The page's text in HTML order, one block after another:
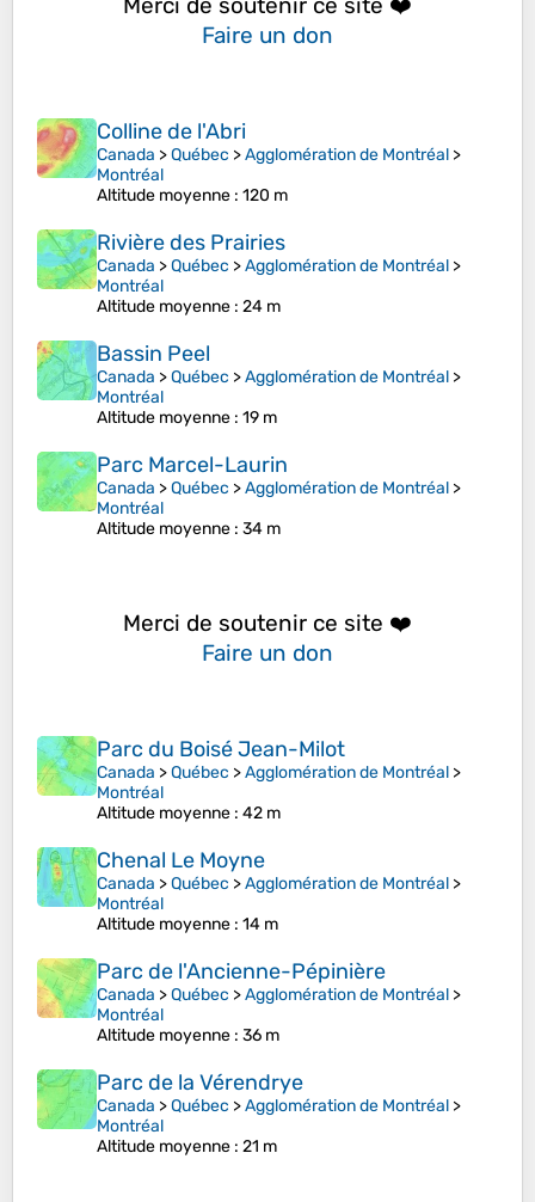
Faire un don
Colline de l'Abri
Canada >Québec >Agglomération de Montréal >
Montréal
Altitude moyenne : 120 m
Rivière des Prairies
Canada >Québec >Agglomération de Montréal >
Montréal
Altitude moyenne : 24 m
Bassin Peel
Canada >Québec >Agglomération de Montréal >
Montréal
Altitude moyenne : 19 m
Parc Marcel-Laurin
Canada >Québec >Agglomération de Montréal >
Montréal
Altitude moyenne : 34 m
Merci de soutenir ce site ❤️
Faire un don
Parc du Boisé Jean-Milot
Canada >Québec >Agglomération de Montréal >
Montréal
Altitude moyenne : 42 m
Chenal Le Moyne
Canada >Québec >Agglomération de Montréal >
Montréal
Altitude moyenne : 14 m
Parc de l'Ancienne-Pépinière
Canada >Québec >Agglomération de Montréal >
Montréal
Altitude moyenne : 36 m
Parc de la Vérendrye
Canada >Québec >Agglomération de Montréal >
Montréal
Altitude moyenne : 21 m